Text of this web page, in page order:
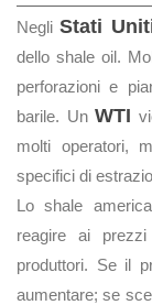
NegliStati
dello shale oil.
perforazioni e
barile. UnWTI
molti operatori,
specifici di
Lo shale
reagire ai
produttori. Se il
aumentare; se